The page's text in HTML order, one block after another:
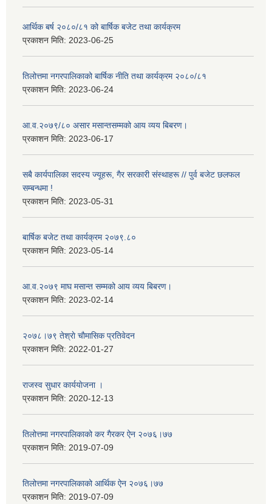
आर्थिक बर्ष २०८०/८१ को बार्षिक बजेट तथा कार्यक्रम
प्रकाशन मिति: 2023-06-25
तिलोत्तमा नगरपालिकाको बार्षिक नीति तथा कार्यक्रम २०८०/८१
प्रकाशन मिति: 2023-06-24
आ.व.२०७९/८० असार मसान्तसम्मको आय व्यय बिबरण।
प्रकाशन मिति: 2023-06-17
सबै कार्यपालिका सदस्य ज्यूहरू, गैर सरकारी संस्थाहरू // पुर्व बजेट छलफल
सम्बन्धमा !
प्रकाशन मिति: 2023-05-31
बार्षिक बजेट तथा कार्यक्रम २०७९.८०
प्रकाशन मिति: 2023-05-14
आ.व.२०७९ माघ मसान्त सम्मको आय व्यय बिबरण।
प्रकाशन मिति: 2023-02-14
२०७८।७९ तेश्राे चाैमासिक प्रतिवेदन
प्रकाशन मिति: 2022-01-27
राजस्व सुधार कार्ययाेजना ।
प्रकाशन मिति: 2020-12-13
तिलोत्तमा नगरपालिकाको कर गैरकर ऐन २०७६।७७
प्रकाशन मिति: 2019-07-09
तिलोत्तमा नगरपालिकाको आर्थिक ऐन २०७६।७७
प्रकाशन मिति: 2019-07-09